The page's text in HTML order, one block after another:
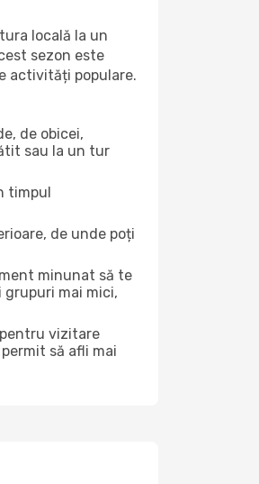
locală la un
sezon este
activități populare.
de obicei,
sau la un tur
timpul
de unde poți
minunat să te
mai mici,
vizitare
să afli mai